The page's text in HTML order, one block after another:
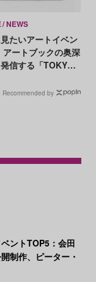
NEWS
たいアートイベン
アートブックの奥深
信する「TOKYO
プーアの絵画を通じ
Recommended by
ントTOP5：会田
制作、ピーター・